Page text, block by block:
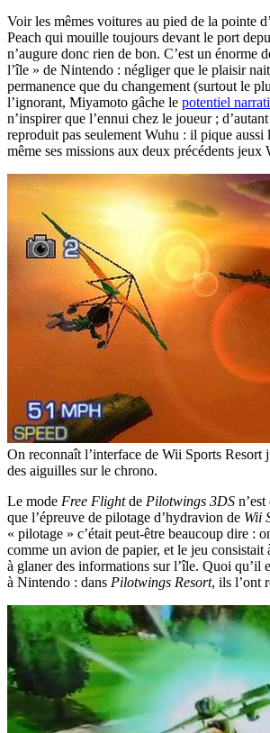
Voir les mêmes voitures au pied de la pointe
Peach qui mouille toujours devant le port
n’augure donc rien de bon. C’est un énorme
l’île » de Nintendo : négliger que le plaisir
permanence que du changement (surtout le
l’ignorant, Miyamoto gâche le potentiel
n’inspirer que l’ennui chez le joueur ;
reproduit pas seulement Wuhu : il pique aussi
même ses missions aux deux précédents jeux
On reconnaît l’interface de Wii Sports Resort
des aiguilles sur le chrono.
Le mode Free Flightde Pilotwings 3DS
que l’épreuve de pilotage d’hydravion de Wii
« pilotage » c’était peut-être beaucoup dire :
comme un avion de papier, et le jeu consistait
à glaner des informations sur l’île. Quoi qu’il
à Nintendo : dans Pilotwings Resort, ils l’ont